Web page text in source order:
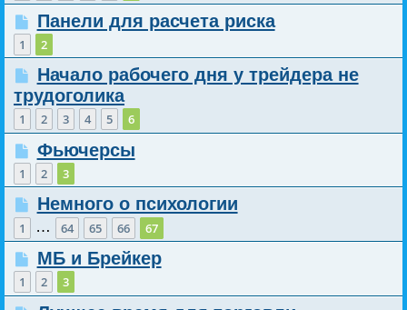
Панели для расчета риска
1 2
Начало рабочего дня у трейдера не
трудоголика
1 2 3 4 5 6
Фьючерсы
1 2 3
Немного о психологии
1 … 64 65 66 67
МБ и Брейкер
1 2 3